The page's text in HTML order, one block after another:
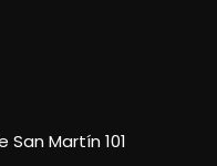
Martín 101